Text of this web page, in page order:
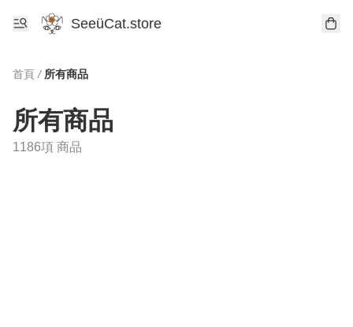
SeeüCat.store
首頁 / 所有商品
所有商品
1186項 商品